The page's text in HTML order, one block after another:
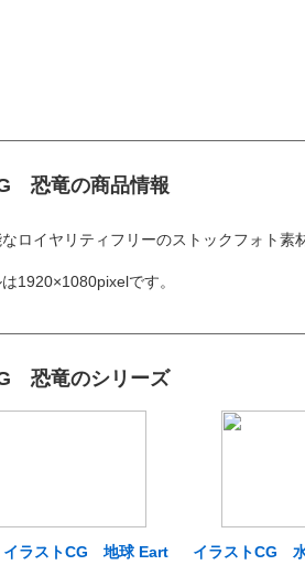
恐竜の商品情報
ロイヤリティフリーのストックフォト素
1920×1080pixelです。
恐竜のシリーズ
ラストCG 地球 Eart
イラストCG